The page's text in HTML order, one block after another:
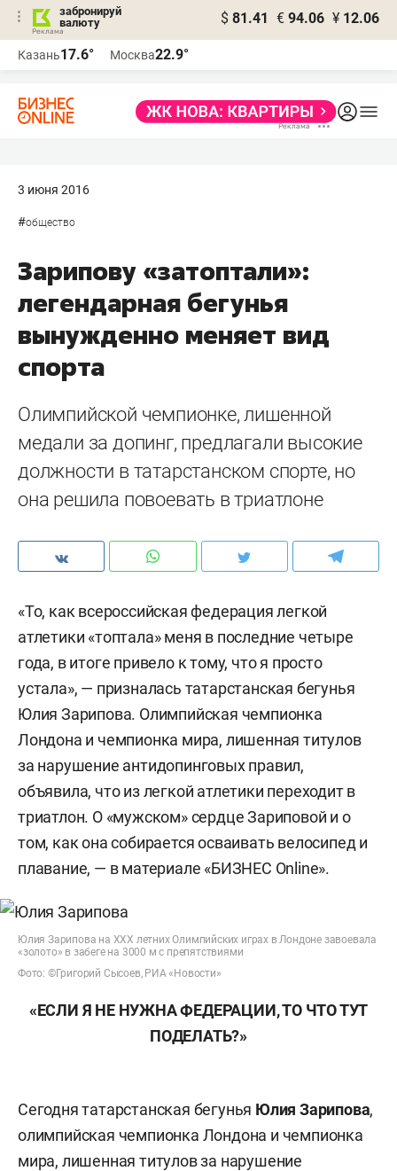
забронируй
валюту
$ 81.41 € 94.06 ¥ 12.06
Казань17.6° Москва22.9°
3 июня 2016
#общество
Зарипову «затоптали»:
легендарная бегунья
вынужденно меняет вид
спорта
Олимпийской чемпионке, лишенной
медали за допинг, предлагали высокие
должности в татарстанском спорте, но
она решила повоевать в триатлоне
«То, как всероссийская федерация легкой
атлетики «топтала» меня в последние четыре
года, в итоге привело к тому, что я просто
устала», — призналась татарстанская бегунья
Юлия Зарипова. Олимпийская чемпионка
Лондона и чемпионка мира, лишенная титулов
за нарушение антидопинговых правил,
объявила, что из легкой атлетики переходит в
триатлон. О «мужском» сердце Зариповой и о
том, как она собирается осваивать велосипед и
плавание, — в материале «БИЗНЕС Online».
Юлия Зарипова на XXX летних Олимпийских играх в Лондоне завоевала
«золото» в забеге на 3000 м с препятствиями
Фото: ©Григорий Сысоев, РИА «Новости»
«ЕСЛИ Я НЕ НУЖНА ФЕДЕРАЦИИ, ТО ЧТО ТУТ
ПОДЕЛАТЬ?»
Сегодня татарстанская бегунья Юлия Зарипова,
олимпийская чемпионка Лондона и чемпионка
мира, лишенная титулов за нарушение